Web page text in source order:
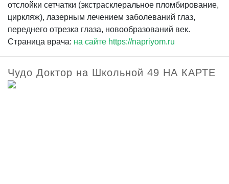
отслойки сетчатки (экстрасклеральное пломбирование,
циркляж), лазерным лечением заболеваний глаз,
переднего отрезка глаза, новообразований век.
Страница врача: на сайте https://napriyom.ru
Чудо Доктор на Школьной 49 НА КАРТЕ